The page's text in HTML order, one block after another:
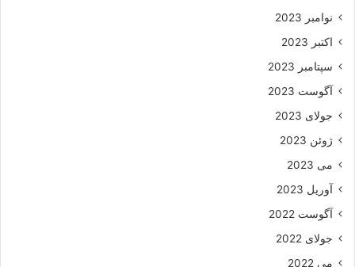
نوامبر 2023
اکتبر 2023
سپتامبر 2023
آگوست 2023
جولای 2023
ژوئن 2023
می 2023
آوریل 2023
آگوست 2022
جولای 2022
می 2022